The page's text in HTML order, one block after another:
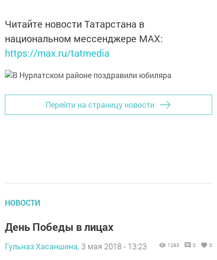
Читайте новости Татарстана в
национальном мессенджере MАХ:
https://max.ru/tatmedia
Перейти на страницу новости
НОВОСТИ
День Победы в лицах
Гульназ Хасаншина, 3 мая 2018 - 13:23 1293 0 0